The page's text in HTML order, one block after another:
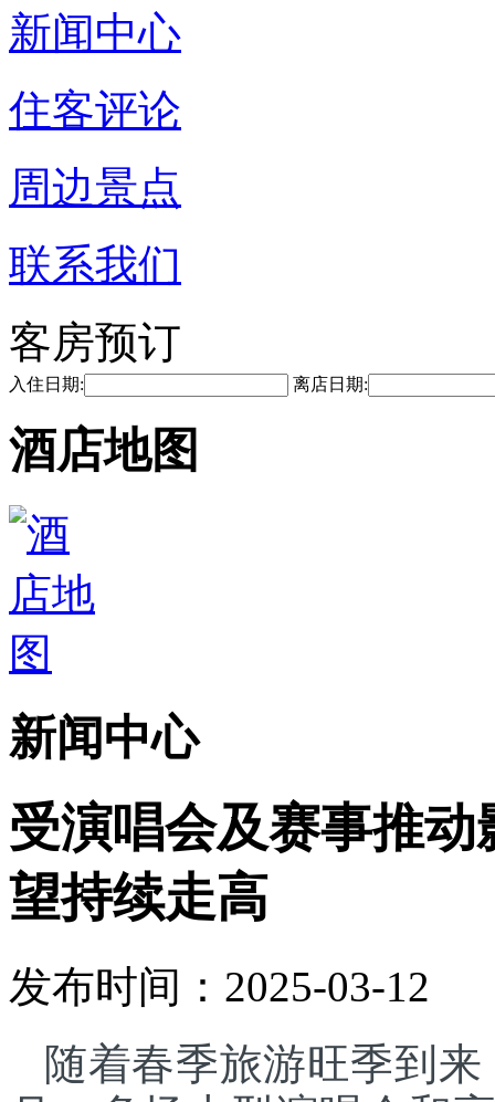
新闻中心
住客评论
周边景点
联系我们
客房预订
入住日期: 离店日期:
酒店地图
新闻中心
受演唱会及赛事推
望持续走高
发布时间：2025-03-12
随着春季旅游旺季到